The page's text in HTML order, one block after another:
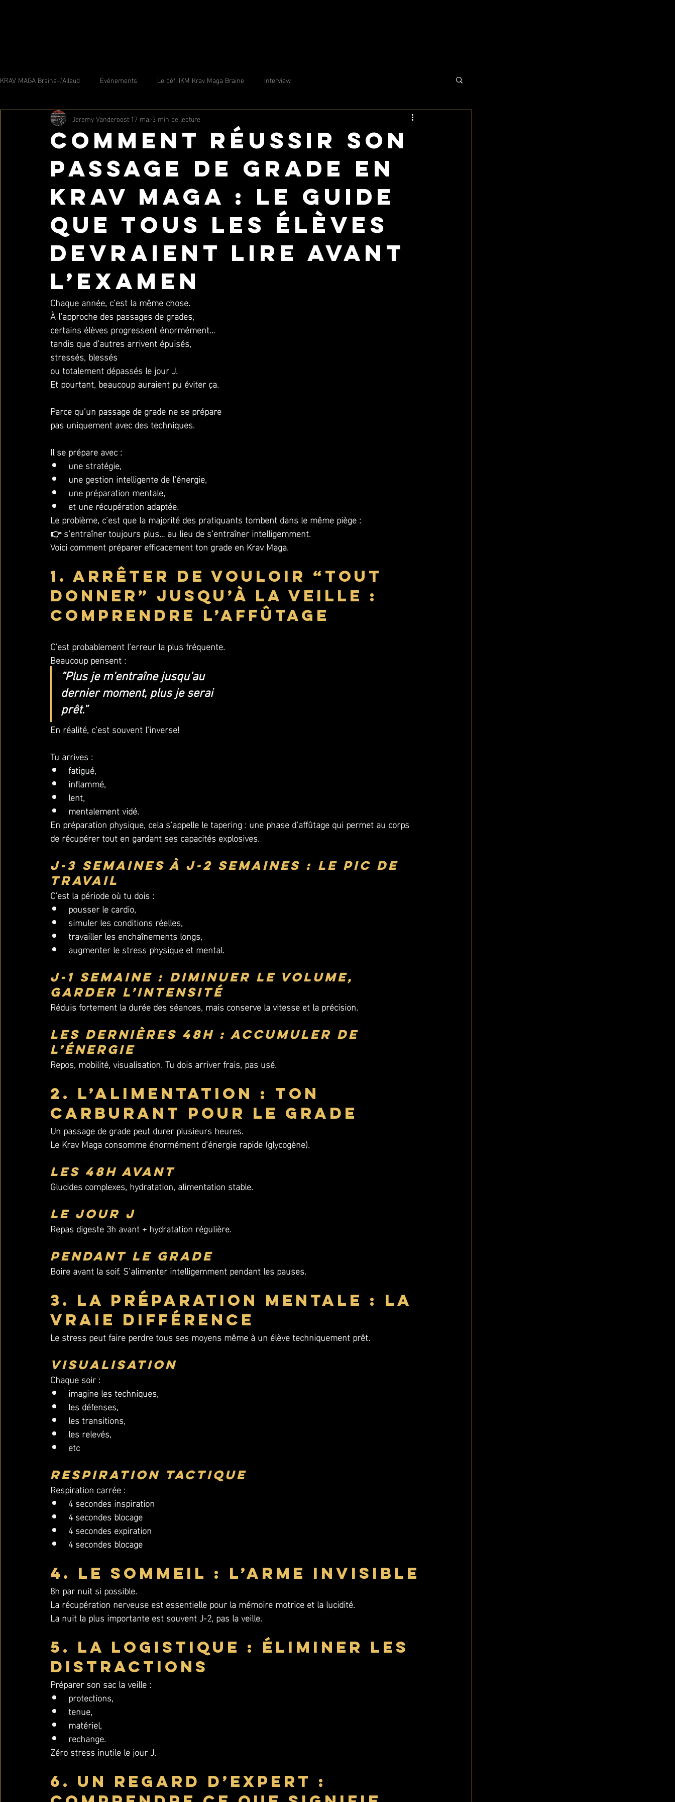
KRAV MAGA Braine-l'Alleud Événements Le défi IKM Krav Maga Braine Interview
Comment réussir son
passage de grade en
Krav Maga : le guide
que tous les élèves
devraient lire avant
l’examen
Jeremy Vanderoost 17 mai 3 min de lecture
Chaque année, c’est la même chose.
À l’approche des passages de grades,
certains élèves progressent énormément…
tandis que d’autres arrivent épuisés,
stressés, blessés
ou totalement dépassés le jour J.
Et pourtant, beaucoup auraient pu éviter ça.
Parce qu’un passage de grade ne se prépare
pas uniquement avec des techniques.
Il se prépare avec :
une stratégie,
une gestion intelligente de l’énergie,
une préparation mentale,
et une récupération adaptée.
Le problème, c’est que la majorité des pratiquants tombent dans le même piège :
👉 s’entraîner toujours plus… au lieu de s’entraîner intelligemment.
Voici comment préparer efficacement ton grade en Krav Maga.
1. Arrêter de vouloir “tout
donner” jusqu’à la veille :
comprendre l’affûtage
C’est probablement l’erreur la plus fréquente.
Beaucoup pensent :
“Plus je m’entraîne jusqu’au
dernier moment, plus je serai
prêt.”
En réalité, c’est souvent l’inverse!
Tu arrives :
fatigué,
inflammé,
lent,
mentalement vidé.
En préparation physique, cela s’appelle le tapering : une phase d’affûtage qui permet au corps
de récupérer tout en gardant ses capacités explosives.
J-3 semaines à J-2 semaines : le pic de
travail
C’est la période où tu dois :
pousser le cardio,
simuler les conditions réelles,
travailler les enchaînements longs,
augmenter le stress physique et mental.
J-1 semaine : diminuer le volume,
garder l’intensité
Réduis fortement la durée des séances, mais conserve la vitesse et la précision.
Les dernières 48h : accumuler de
l’énergie
Repos, mobilité, visualisation. Tu dois arriver frais, pas usé.
2. L’alimentation : ton
carburant pour le grade
Un passage de grade peut durer plusieurs heures.
Le Krav Maga consomme énormément d’énergie rapide (glycogène).
Les 48h avant
Glucides complexes, hydratation, alimentation stable.
Le jour J
Repas digeste 3h avant + hydratation régulière.
Pendant le grade
Boire avant la soif. S’alimenter intelligemment pendant les pauses.
3. La préparation mentale : la
vraie différence
Le stress peut faire perdre tous ses moyens même à un élève techniquement prêt.
Visualisation
Chaque soir :
imagine les techniques,
les défenses,
les transitions,
les relevés,
etc
Respiration tactique
Respiration carrée :
4 secondes inspiration
4 secondes blocage
4 secondes expiration
4 secondes blocage
4. Le sommeil : l’arme invisible
8h par nuit si possible.
La récupération nerveuse est essentielle pour la mémoire motrice et la lucidité.
La nuit la plus importante est souvent J-2, pas la veille.
5. La logistique : éliminer les
distractions
Préparer son sac la veille :
protections,
tenue,
matériel,
rechange.
Zéro stress inutile le jour J.
6. Un regard d’expert :